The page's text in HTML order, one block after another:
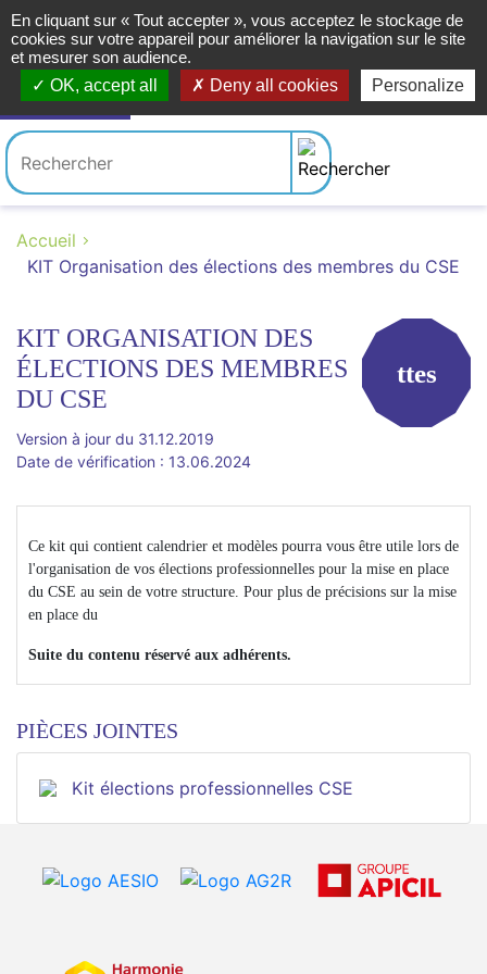
Menu
Accueil
KIT Organisation des élections des membres du CSE
KIT ORGANISATION DES
ÉLECTIONS DES MEMBRES
DU CSE
ttes
Version à jour du 31.12.2019
Date de vérification : 13.06.2024
Ce kit qui contient calendrier et modèles pourra vous être utile lors de
l'organisation de vos élections professionnelles pour la mise en place
du CSE au sein de votre structure. Pour plus de précisions sur la mise
en place du
Suite du contenu réservé aux adhérents.
PIÈCES JOINTES
Kit élections professionnelles CSE
En cliquant sur « Tout accepter », vous acceptez le stockage de
cookies sur votre appareil pour améliorer la navigation sur le site
et mesurer son audience.
OK, accept all
Deny all cookies Personalize